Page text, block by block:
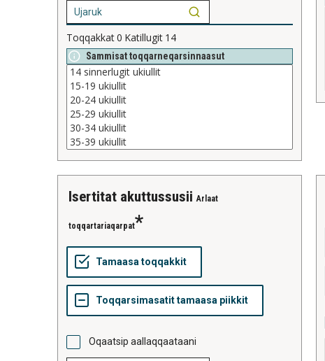
Toqqakkat0 Katillugit 14
Sammisat toqqarneqarsinnaasut
isertitat akuttussusii Arlaat
toqqartariaqarpat
Oqaatsip aallaqqaataani